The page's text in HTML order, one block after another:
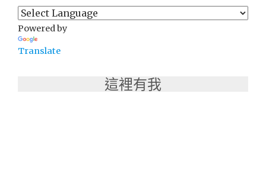
Powered by
Translate
這裡有我